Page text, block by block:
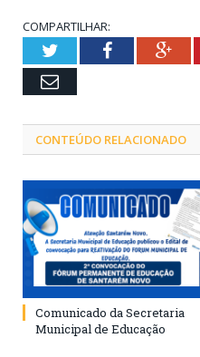
COMPARTILHAR:
TwitterFacebook
Email
CONTEÚDO RELACIONADO
Comunicado da Secretaria
Municipal de Educação